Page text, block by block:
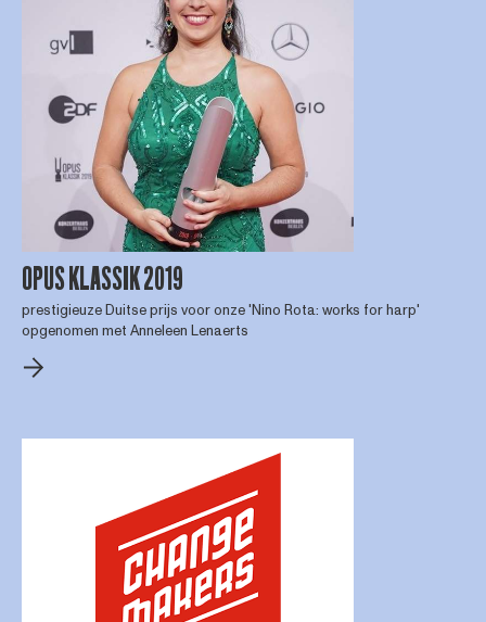
OPUS KLASSIK 2019
prestigieuze Duitse prijs voor onze 'Nino Rota: works for harp'
opgenomen met Anneleen Lenaerts